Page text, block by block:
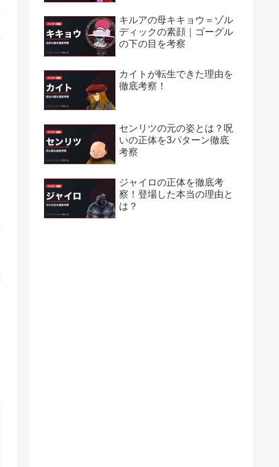
キルアの母キキョウ＝ゾル
ディックの素顔｜ゴーグル
の下の目を考察
カイトが転生できた理由を
徹底考察！
センリツの元の姿とは？呪
いの正体を3パターン徹底
考察
ジャイロの正体を徹底考
察！登場した本当の理由と
は？